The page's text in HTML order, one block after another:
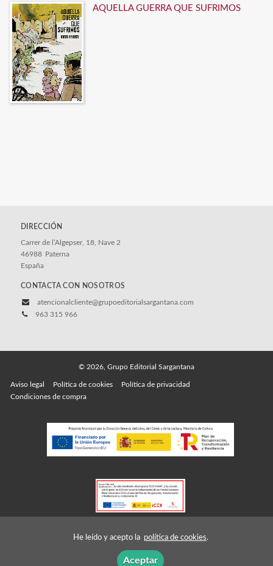
AQUELLA GUERRA QUE SUFRIMOS
DIRECCIÓN
Carrer de l’Algepser, 18, Nave 2
46988 Paterna
España
CONTACTA CON NOSOTROS
atencionalcliente@grupoeditorialsargantana.com
963 315 966
© 2026, Grupo Editorial Sargantana
Aviso legal Política de cookies
Política de privacidad
Condiciones de compra
He leído y acepto la política de cookies.
Aceptar